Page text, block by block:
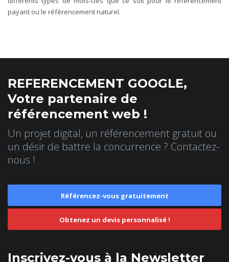
payant ou le référencement naturel.
REFERENCEMENT GOOGLE,
Votre partenaire de
référencement web !
Un projet digital, un référencement gratuit ou
un désir de battre la concurrence ? Contactez-
nous !
Référencez-vous gratuitement
Obtenez un devis personnalisé !
Inscrivez-vous à la Newsletter